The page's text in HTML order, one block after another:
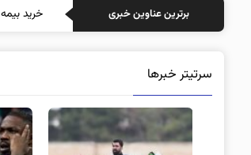
برترین عناوین خبری خرید بیمه
سرتیتر خبرها